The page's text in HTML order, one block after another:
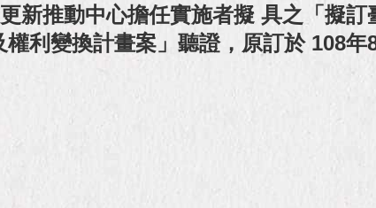
新推動中心擔任實施者擬 具之「擬
利變換計畫案」聽證，原訂於 108